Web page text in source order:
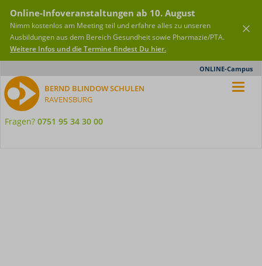
Online-Infoveranstaltungen ab 10. August
Nimm kostenlos am Meeting teil und erfahre alles zu unseren
Ausbildungen aus dem Bereich Gesundheit sowie Pharmazie/PTA.
Weitere Infos und die Termine findest Du hier.
ONLINE-Campus
Fragen? 0751 95 34 30 00
BERND BLINDOW SCHULEN
RAVENSBURG